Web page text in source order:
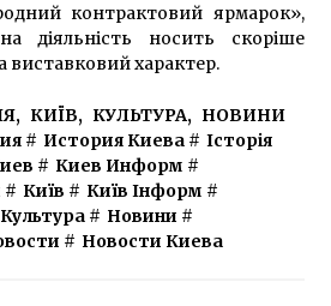
контрактовий ярмарок»,
діяльність носить скоріше
виставковий характер.
, КИЇВ, КУЛЬТУРА, НОВИНИ
# История Киева# Історія
# Киев Информ #
# Київ # Київ Інформ #
Культура# Новини #
# Новости Киева